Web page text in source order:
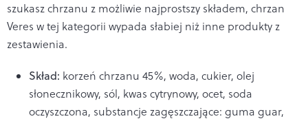
szukasz chrzanu z możliwie najprostszy składem, chrzan
Veres w tej kategorii wypada słabiej niż inne produkty z
zestawienia.
Skład: korzeń chrzanu 45%, woda, cukier, olej
słonecznikowy, sól, kwas cytrynowy, ocet, soda
oczyszczona, substancje zagęszczające: guma guar,